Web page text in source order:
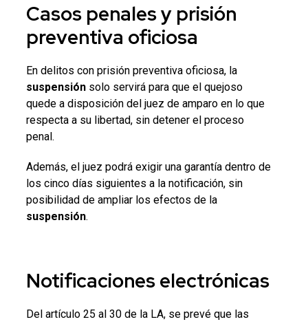
Casos penales y prisión
preventiva oficiosa
En delitos con prisión preventiva oficiosa, la
suspensiónsolo servirá para que el quejoso
quede a disposición del juez de amparo en lo que
respecta a su libertad, sin detener el proceso
penal.
Además, el juez podrá exigir una garantía dentro de
los cinco días siguientes a la notificación, sin
posibilidad de ampliar los efectos de la
suspensión.
Notificacioneselectrónicas
Del artículo 25 al 30 de la LA, se prevé que las